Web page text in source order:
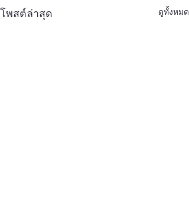
โพสต์ล่าสุด ดูทั้งหมด